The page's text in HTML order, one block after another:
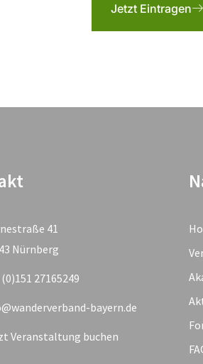
Jetzt Eintragen
41
Nürnberg
27165249
bayern.de
Veranstaltung buchen